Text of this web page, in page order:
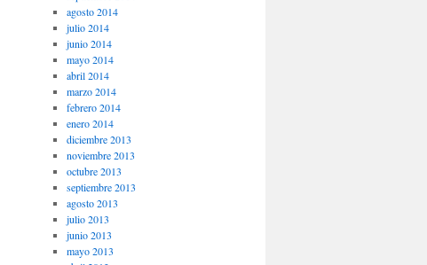
agosto 2014
julio 2014
junio 2014
mayo 2014
abril 2014
marzo 2014
febrero 2014
enero 2014
diciembre 2013
noviembre 2013
octubre 2013
septiembre 2013
agosto 2013
julio 2013
junio 2013
mayo 2013